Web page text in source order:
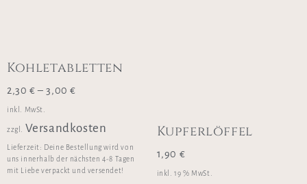
Kohletabletten
2,30 €–3,00€
inkl. MwSt.
zzgl. Versandkosten
Lieferzeit: Deine Bestellung wird von
uns innerhalb der nächsten 4-8 Tagen
mit Liebe verpackt und versendet!
Kupferlöffel
1,90 €
inkl. 19 % MwSt.